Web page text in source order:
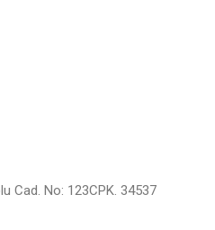
Cad. No: 123CPK. 34537